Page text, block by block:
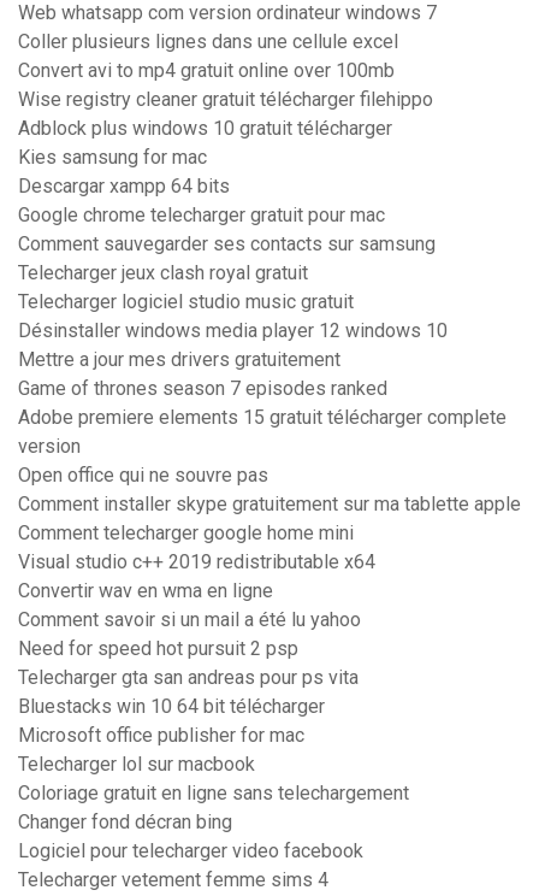
Web whatsapp com version ordinateur windows 7
Coller plusieurs lignes dans une cellule excel
Convert avi to mp4 gratuit online over 100mb
Wise registry cleaner gratuit télécharger filehippo
Adblock plus windows 10 gratuit télécharger
Kies samsung for mac
Descargar xampp 64 bits
Google chrome telecharger gratuit pour mac
Comment sauvegarder ses contacts sur samsung
Telecharger jeux clash royal gratuit
Telecharger logiciel studio music gratuit
Désinstaller windows media player 12 windows 10
Mettre a jour mes drivers gratuitement
Game of thrones season 7 episodes ranked
Adobe premiere elements 15 gratuit télécharger complete
version
Open office qui ne souvre pas
Comment installer skype gratuitement sur ma tablette apple
Comment telecharger google home mini
Visual studio c++ 2019 redistributable x64
Convertir wav en wma en ligne
Comment savoir si un mail a été lu yahoo
Need for speed hot pursuit 2 psp
Telecharger gta san andreas pour ps vita
Bluestacks win 10 64 bit télécharger
Microsoft office publisher for mac
Telecharger lol sur macbook
Coloriage gratuit en ligne sans telechargement
Changer fond décran bing
Logiciel pour telecharger video facebook
Telecharger vetement femme sims 4